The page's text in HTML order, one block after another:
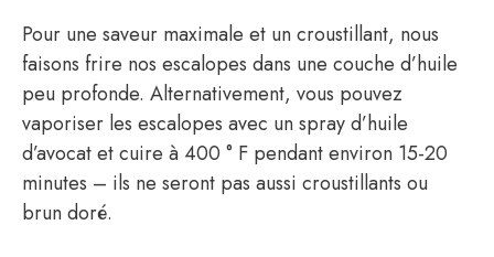
Pour une saveur maximale et un croustillant, nous
faisons frire nos escalopes dans une couche d’huile
peu profonde. Alternativement, vous pouvez
vaporiser les escalopes avec un spray d’huile
d’avocat et cuire à 400 ° F pendant environ 15-20
minutes – ils ne seront pas aussi croustillants ou
brun doré.